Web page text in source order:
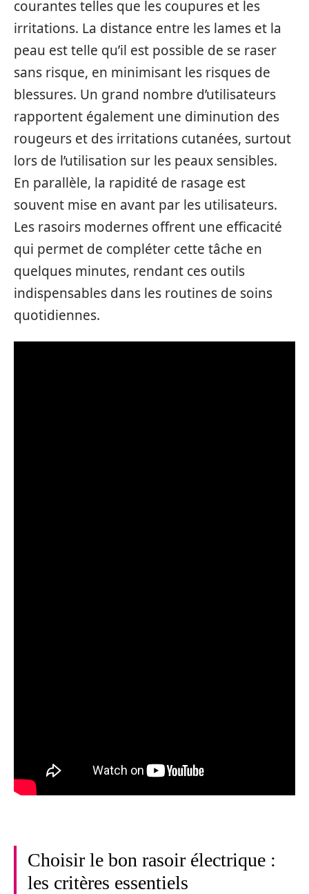
courantes telles que les coupures et les
irritations. La distance entre les lames et la
peau est telle qu’il est possible de se raser
sans risque, en minimisant les risques de
blessures. Un grand nombre d’utilisateurs
rapportent également une diminution des
rougeurs et des irritations cutanées, surtout
lors de l’utilisation sur les peaux sensibles.
En parallèle, la rapidité de rasage est
souvent mise en avant par les utilisateurs.
Les rasoirs modernes offrent une efficacité
qui permet de compléter cette tâche en
quelques minutes, rendant ces outils
indispensables dans les routines de soins
quotidiennes.
Choisir le bon rasoir électrique :
les critères essentiels